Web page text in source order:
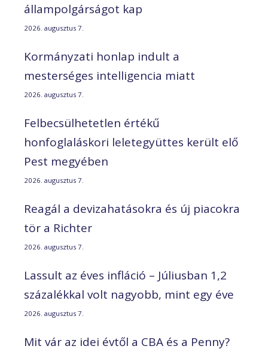
állampolgárságot kap
2026. augusztus 7.
Kormányzati honlap indult a
mesterséges intelligencia miatt
2026. augusztus 7.
Felbecsülhetetlen értékű
honfoglaláskori leletegyüttes került elő
Pest megyében
2026. augusztus 7.
Reagál a devizahatásokra és új piacokra
tör a Richter
2026. augusztus 7.
Lassult az éves infláció – Júliusban 1,2
százalékkal volt nagyobb, mint egy éve
2026. augusztus 7.
Mit vár az idei évtől a CBA és a Penny?